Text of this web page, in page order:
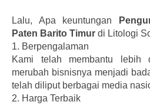
Lalu, Apa keuntungan
Paten Barito Timur di Litologi
1. Berpengalaman
Kami telah membantu lebih
merubah bisnisnya menjadi
telah diliput berbagai media
2. Harga Terbaik